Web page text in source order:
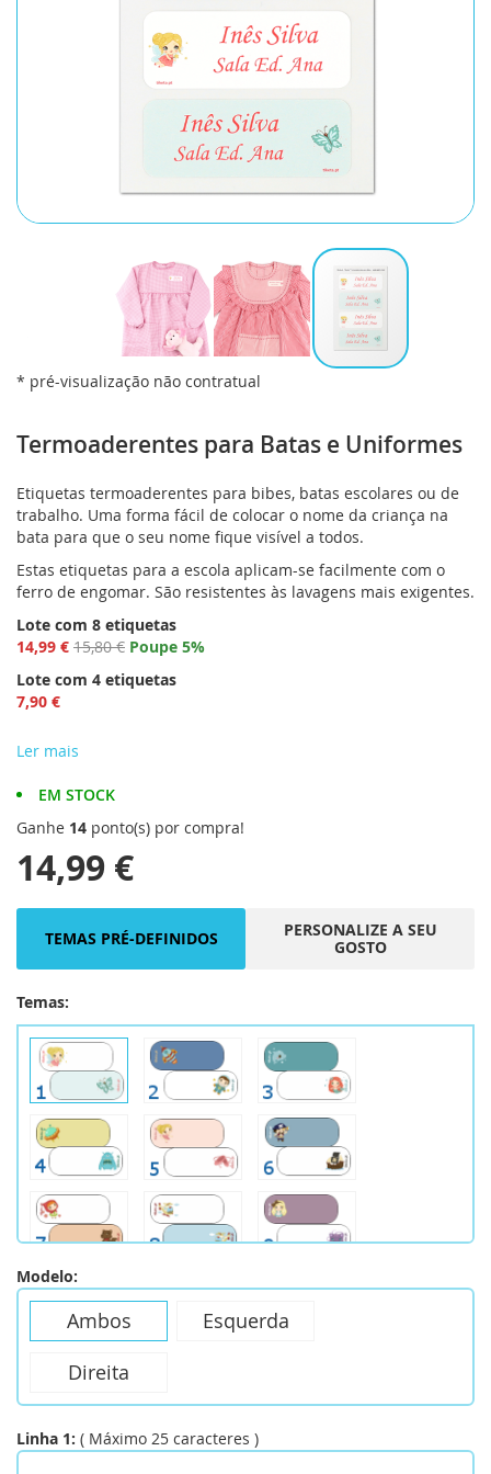
* pré-visualização não contratual
para
o
da
Galeria
de
imagens
Termoaderentes para Batas e Uniformes
Etiquetas termoaderentes para bibes, batas escolares ou de
trabalho. Uma forma fácil de colocar o nome da criança na
bata para que o seu nome fique visível a todos.
Estas etiquetas para a escola aplicam-se facilmente com o
ferro de engomar. São resistentes às lavagens mais exigentes.
Lote com 8 etiquetas
14,99 € 15,80 € Poupe 5%
Lote com 4 etiquetas
7,90 €
Ler mais
EM STOCK
Ganhe 14 ponto(s) por compra!
14,99 €
TEMAS PRÉ-DEFINIDOS
PERSONALIZE A SEU
GOSTO
Temas:
Modelo:
Ambos
Esquerda
Direita
Linha 1: ( Máximo 25 caracteres )